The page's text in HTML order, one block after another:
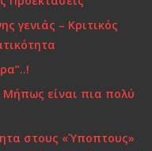
γενιάς – Κριτικός
Μήπως είναι πια πολύ
στους «Ύποπτους»